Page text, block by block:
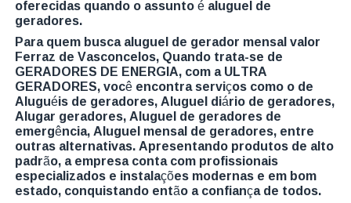
oferecidas quando o assunto é aluguel de
geradores.
Para quem busca aluguel de gerador mensal valor
Ferraz de Vasconcelos, Quando trata-se de
GERADORES DE ENERGIA, com a ULTRA
GERADORES, você encontra serviços como o de
Aluguéis de geradores, Aluguel diário de geradores,
Alugar geradores, Aluguel de geradores de
emergência, Aluguel mensal de geradores, entre
outras alternativas. Apresentando produtos de alto
padrão, a empresa conta com profissionais
especializados e instalações modernas e em bom
estado, conquistando então a confiança de todos.